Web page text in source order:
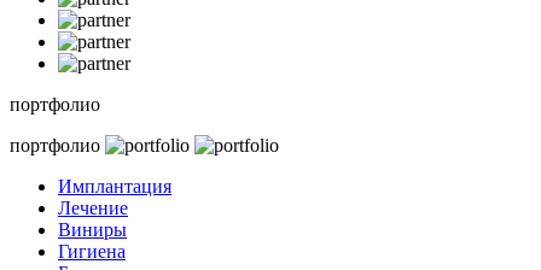
портфолио
портфолио
Имплантация
Лечение
Виниры
Гигиена